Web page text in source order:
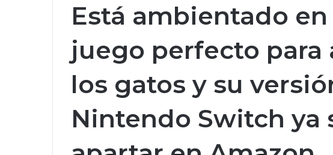
Está ambientado en
juego perfecto para
los gatos y su
Nintendo Switch ya